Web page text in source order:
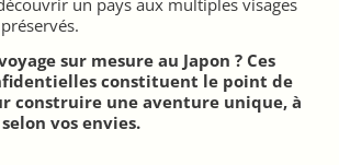
sur mesure au Japon ? Ces
constituent le point de
construire une aventure unique, à
vos envies.